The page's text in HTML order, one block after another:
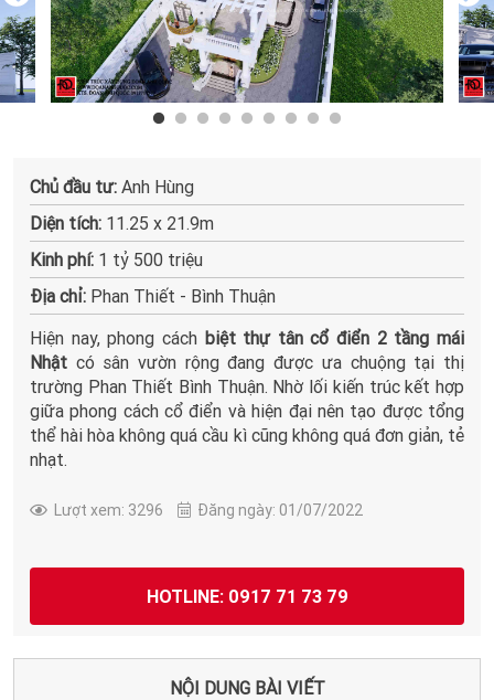
Chủ đầu tư: Anh Hùng
Diện tích: 11.25 x 21.9m
Kinh phí: 1 tỷ 500 triệu
Địa chỉ: Phan Thiết - Bình Thuận
Hiện nay, phong cách biệt thự tân cổ điển 2 tầng mái
Nhật có sân vườn rộng đang được ưa chuộng tại thị
trường Phan Thiết Bình Thuận. Nhờ lối kiến trúc kết hợp
giữa phong cách cổ điển và hiện đại nên tạo được tổng
thể hài hòa không quá cầu kì cũng không quá đơn giản, tẻ
nhạt.
Lượt xem: 3296 Đăng ngày: 01/07/2022
HOTLINE: 0917 71 73 79
NỘI DUNG BÀI VIẾT